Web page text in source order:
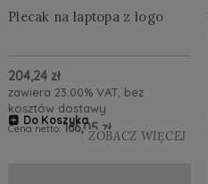
Plecak na laptopa z logo
204,24 zł
zawiera 23.00% VAT, bez
kosztów dostawy
Cena netto:166,05 zł
Do Koszyka
ZOBACZ WIĘCEJ